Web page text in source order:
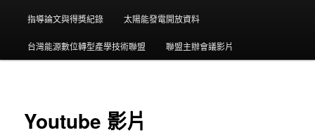
指導論文與得獎紀錄 太陽能發電開放資料
台灣能源數位轉型產學技術聯盟 聯盟主辦會議影片
Youtube 影片